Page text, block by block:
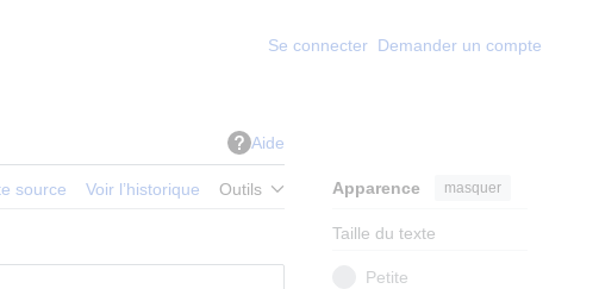
Se connecter Demander un compte
Aide
source Voir l’historique Outils Apparence masquer
Taille du texte
Petite